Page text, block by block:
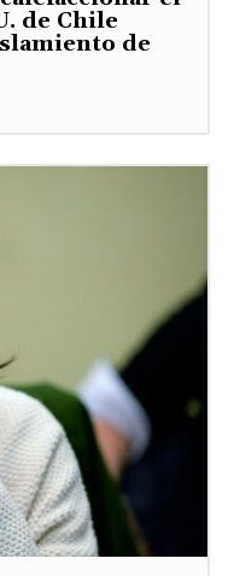
de Chile
de